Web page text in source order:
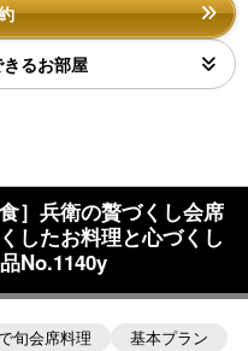
るお部屋
］兵衛の贅づくし会席
したお料理と心づくし
No.1140y
旬会席料理 基本プラン